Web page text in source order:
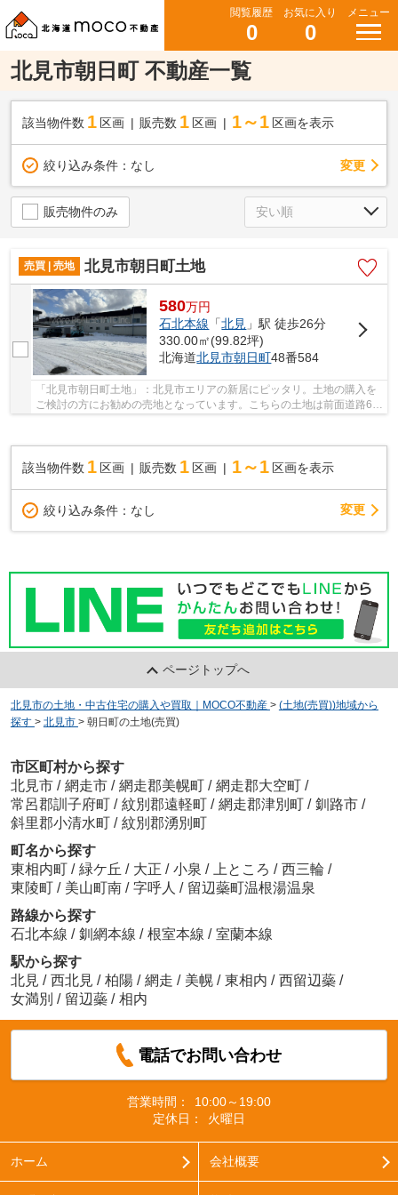
閲覧履歴
0
お気に入り
0
メニュー
北見市朝日町 不動産一覧
該当物件数 1 区画 販売数 1 区画 1～1 区画を表示
絞り込み条件： なし 変更
販売物件のみ
売買 | 売地 北見市朝日町土地
580万円
石北本線 「北見 」駅 徒歩26分
330.00㎡(99.82坪)
北海道北見市朝日町48番584
「北見市朝日町土地」：北見市エリアの新居にピッタリ。土地の購入を
ご検討の方にお勧めの売地となっています。こちらの土地は前面道路6m
該当物件数 1 区画 販売数 1 区画 1～1 区画を表示
絞り込み条件： なし 変更
ページトップへ
北見市の土地・中古住宅の購入や買取｜MOCO不動産 > (土地(売買))地域から
探す > 北見市 > 朝日町の土地(売買)
市区町村から探す
北見市 / 網走市 / 網走郡美幌町 / 網走郡大空町
/
常呂郡訓子府町
/ 紋別郡遠軽町 / 網走郡津別町 / 釧路市 /
斜里郡小清水町
/ 紋別郡湧別町
町名から探す
東相内町 / 緑ケ丘 / 大正 / 小泉 / 上ところ / 西三輪 /
東陵町 / 美山町南 / 字呼人 / 留辺蘂町温根湯温泉
路線から探す
石北本線 / 釧網本線 / 根室本線 / 室蘭本線
駅から探す
北見 / 西北見 / 柏陽 / 網走 / 美幌 / 東相内 / 西留辺蘂 /
女満別 / 留辺蘂 / 相内
電話でお問い合わせ
営業時間：
10:00～19:00
定休日：
火曜日
ホーム 会社概要